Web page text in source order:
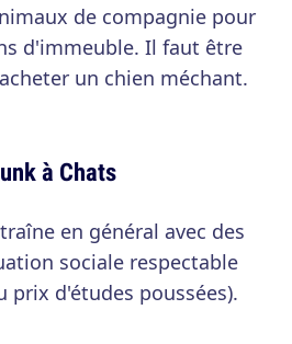
de compagnie pour
d'immeuble. Il faut être
un chien méchant.
à Chats
en général avec des
sociale respectable
prix d'études poussées).